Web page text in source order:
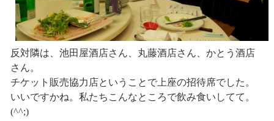
反対隣は、池田屋酒店さん、丸藤酒店さん、かとう酒店
さん。
チケット販売協力店ということで上座の招待席でした。
いいですかね。私たちこんなところで飲み食いしてて。
(^^;)